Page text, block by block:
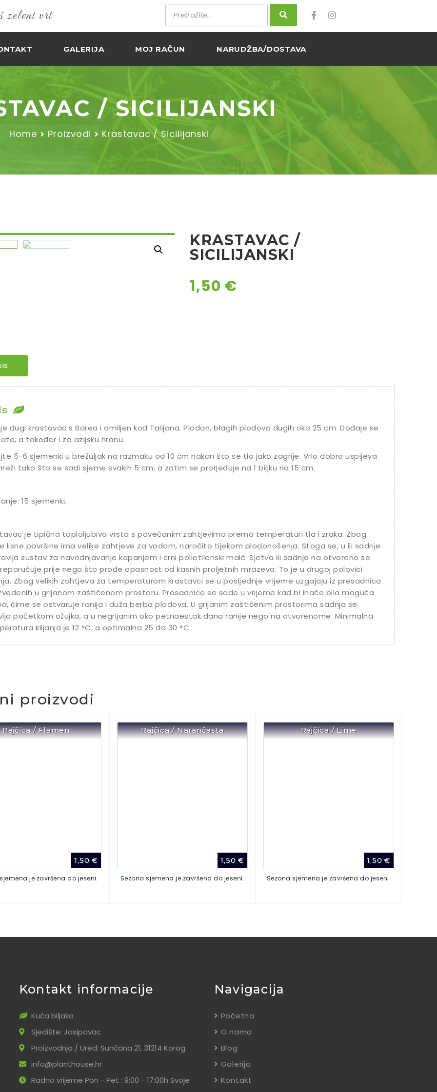
vrt
GALERIJA MOJ RAČUN NARUDŽBA/DOSTAVA
/ SICILIJANSKI
Home Proizvodi Krastavac / Sicilijanski
KRASTAVAC /
SICILIJANSKI
1,50 €
dugi krastavac s Barea i omiljen kod Talijana. Plodan, blagih plodova dugih oko 25 cm. Dodaje se
a također i za azijsku hranu.
5-6 sjemenki u brežuljak na razmaku od 10 cm nakon što se tlo jako zagrije. Vrlo dobro uspijeva
tako što se sadi sjeme svakih 5 cm, a zatim se prorjeđuje na 1 biljku na 15 cm.
15 sjemenki.
je tipična toploljubiva vrsta s povećanim zahtjevima prema temperaturi tla i zraka. Zbog
lisne površine ima velike zahtjeve za vodom, naročito tijekom plodonošenja. Stoga se, u ili sadnje
sustav za navodnjavanje kapanjem i crni polietilenski malč. Sjetva ili sadnja na otvoreno se
prije nego što prođe opasnost od kasnih proljetnih mrazeva. To je u drugoj polovici
Zbog velikih zahtjeva za temperaturom krastavci se u posljednje vrijeme uzgajaju iz presadnica
u grijanom zaštićenom prostoru. Presadnice se sade u vrijeme kad bi inače bila moguća
čime se ostvaruje ranija i duža berba plodova. U grijanim zaštićenim prostorima sadnja se
početkom ožujka, a u negrijanim oko petnaestak dana ranije nego na otvorenome. Minimalna
klijanja je 12 °C, a optimalna 25 do 30 °C.
proizvodi
Rajčica / Flamen
1,50€
je završena do jeseni.
Rajčica / Narančasta
1,50€
Sezona sjemena je završena do jeseni.
Rajčica / Lime
1,50€
Sezona sjemena je završena do jeseni.
Kontakt informacije
Kuća biljaka
Sjedište: Josipovac
Proizvodnja / Ured: Sunčana 21, 31214 Korog
info@planthouse.hr
Radno vrijeme Pon - Pet : 9:00 - 17:00h Svoje
Navigacija
Početna
O nama
Blog
Galerija
Kontakt